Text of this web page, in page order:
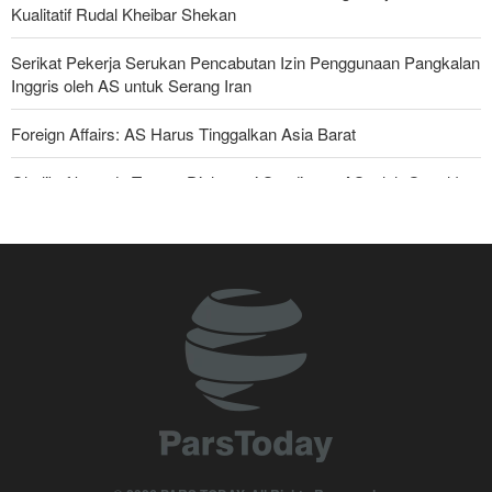
Kualitatif Rudal Kheibar Shekan
Serikat Pekerja Serukan Pencabutan Izin Penggunaan Pangkalan
Inggris oleh AS untuk Serang Iran
Foreign Affairs: AS Harus Tinggalkan Asia Barat
Ghalibaf kepada Trump: Diplomasi Sandiwara AS telah Gagal !
Araghchi kepada Negara Tetangga: Kini Saatnya Andalkan Diri
Sendiri dan Jalin Persaudaraan Sejati
Joe Kent: Komunitas Intelijen AS Tahu Iran Tidak Buat Nuklir, Tapi
Suara Mereka Dibungkam
Mengapa Lobi Zionis di Amerika Tidak Lagi Seefektif Dulu?